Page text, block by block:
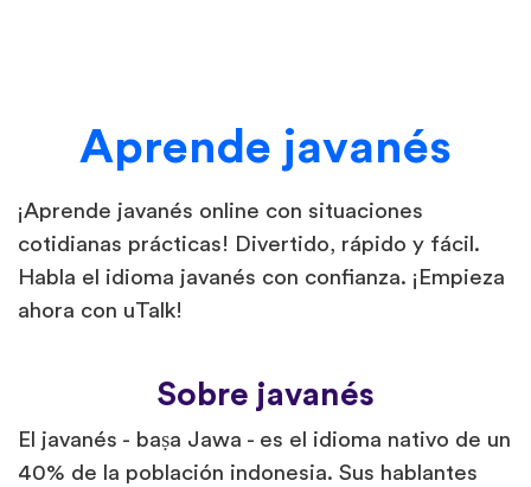
Aprende javanés
¡Aprende javanés online con situaciones
cotidianas prácticas! Divertido, rápido y fácil.
Habla el idioma javanés con confianza. ¡Empieza
ahora con uTalk!
Sobre javanés
El javanés - baṣa Jawa - es el idioma nativo de un
40% de la población indonesia. Sus hablantes